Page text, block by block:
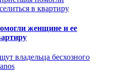
женщине и ее